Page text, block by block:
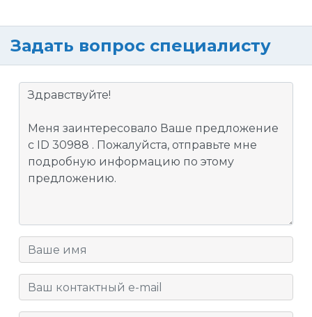
Задать вопрос специалисту